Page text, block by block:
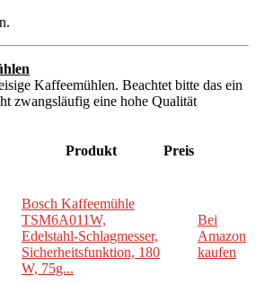
Kaffeemühlen. Beachtet bitte das ein
zwangsläufig eine hohe Qualität
Produkt Preis
Bosch Kaffeemühle
TSM6A011W,
Edelstahl-Schlagmesser,
Sicherheitsfunktion, 180
W, 75g...
Bei
Amazon
kaufen